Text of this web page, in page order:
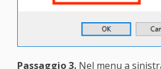
Passaggio 3.Nel menu a